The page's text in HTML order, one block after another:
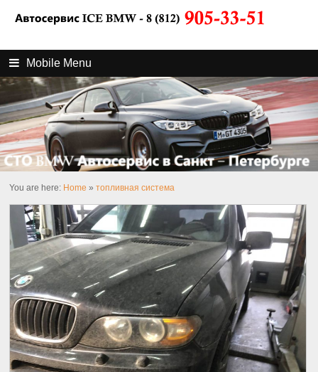
Mobile Menu
You are here: Home »топливная система